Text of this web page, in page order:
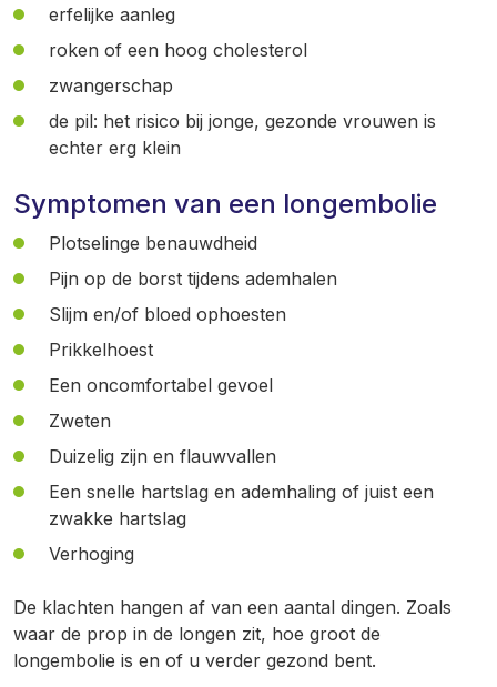
erfelijke aanleg
roken of een hoog cholesterol
zwangerschap
de pil: het risico bij jonge, gezonde vrouwen is
echter erg klein
Symptomen van een longembolie
Plotselinge benauwdheid
Pijn op de borst tijdens ademhalen
Slijm en/of bloed ophoesten
Prikkelhoest
Een oncomfortabel gevoel
Zweten
Duizelig zijn en flauwvallen
Een snelle hartslag en ademhaling of juist een
zwakke hartslag
Verhoging
De klachten hangen af van een aantal dingen. Zoals
waar de prop in de longen zit, hoe groot de
longembolie is en of u verder gezond bent.